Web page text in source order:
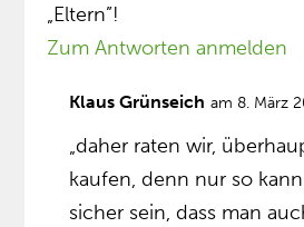
„Eltern”!
Zum Antworten anmelden
Klaus Grünseich am 8. März
„daher raten wir,
kaufen, denn nur so
sicher sein, dass man